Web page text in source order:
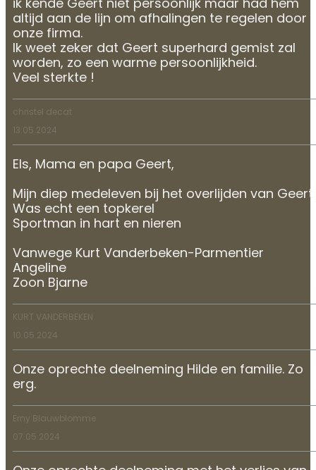
ik kende Geert niet persoonlijk maar had hem
altijd aan de lijn om afhalingen te regelen door
onze firma.
Ik weet zeker dat Geert superhard gemist zal
worden, zo een warme persoonlijkheid.
Veel sterkte !
christel decat
13.05.2024
Els, Mama en papa Geert,
Mijn diep medeleven bij het overlijden van Geert
Was echt een topkerel
Sportman in hart en nieren
Vanwege Kurt Vanderbeken-Parmentier
Angeline
Zoon Bjarne
KURT VANDERBEKEN
10.05.2024
Onze oprechte deelneming Hilde en familie. Zo
erg.
Erny Blauwblomme
07.05.2024